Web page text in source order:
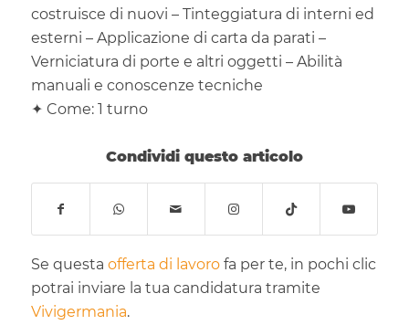
costruisce di nuovi – Tinteggiatura di interni ed
esterni – Applicazione di carta da parati –
Verniciatura di porte e altri oggetti – Abilità
manuali e conoscenze tecniche
✦ Come: 1 turno
Condividi questo articolo
Se questa offerta di lavorofa per te, in pochi clic
potrai inviare la tua candidatura tramite
Vivigermania.